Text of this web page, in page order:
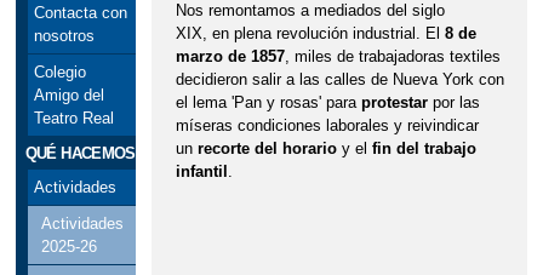
Contacta con
nosotros
Colegio
Amigo del
Teatro Real
QUÉ HACEMOS
Actividades
Actividades
2025-26
Nos remontamos a mediados del siglo
XIX, en plena revolución industrial. El 8 de
marzo de 1857, miles de trabajadoras textiles
decidieron salir a las calles de Nueva York con
el lema 'Pan y rosas' para protestar por las
míseras condiciones laborales y reivindicar
un recorte del horarioy el fin del trabajo
infantil .